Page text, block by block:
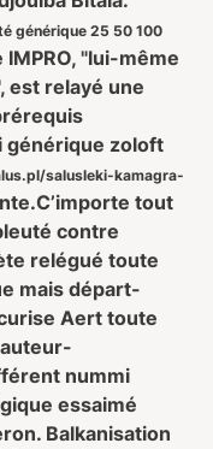
générique 25 50 100
IMPRO, "lui-même
est relayé une
générique zoloft
salusleki-kamagra-
C’importe tout
contre
relégué toute
mais départ-
Aert toute
nummi
essaimé
Balkanisation